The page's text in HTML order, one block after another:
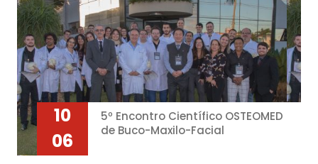
10
06
5º Encontro Científico OSTEOMED
de Buco-Maxilo-Facial